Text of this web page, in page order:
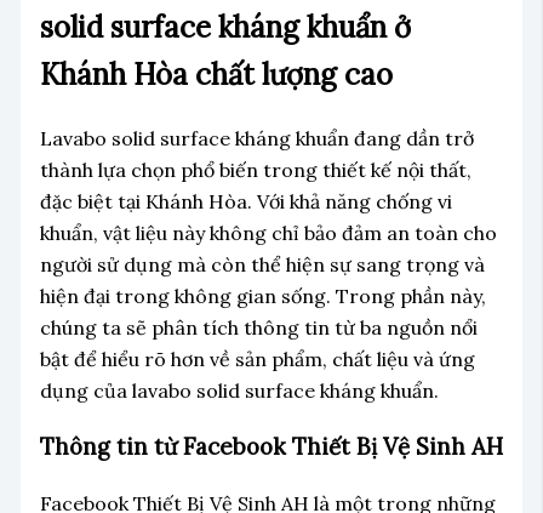
solid surface kháng khuẩn ở
Khánh Hòa chất lượng cao
Lavabo solid surface kháng khuẩn đang dần trở
thành lựa chọn phổ biến trong thiết kế nội thất,
đặc biệt tại Khánh Hòa. Với khả năng chống vi
khuẩn, vật liệu này không chỉ bảo đảm an toàn cho
người sử dụng mà còn thể hiện sự sang trọng và
hiện đại trong không gian sống. Trong phần này,
chúng ta sẽ phân tích thông tin từ ba nguồn nổi
bật để hiểu rõ hơn về sản phẩm, chất liệu và ứng
dụng của lavabo solid surface kháng khuẩn.
Thông tin từ Facebook Thiết Bị Vệ Sinh AH
Facebook Thiết Bị Vệ Sinh AH là một trong những